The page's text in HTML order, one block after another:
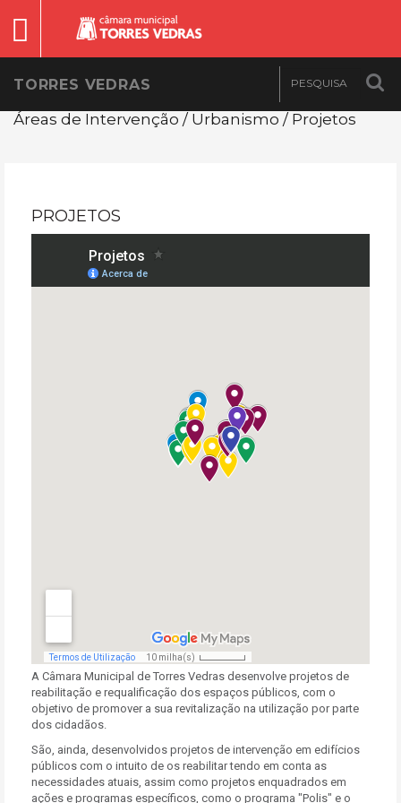
TORRES VEDRAS
Áreas de Intervenção / Urbanismo / Projetos
PROJETOS
A Câmara Municipal de Torres Vedras desenvolve projetos de
reabilitação e requalificação dos espaços públicos, com o
objetivo de promover a sua revitalização na utilização por parte
dos cidadãos.
São, ainda, desenvolvidos projetos de intervenção em edifícios
públicos com o intuito de os reabilitar tendo em conta as
necessidades atuais, assim como projetos enquadrados em
ações e programas específicos, como o programa "Polis" e o